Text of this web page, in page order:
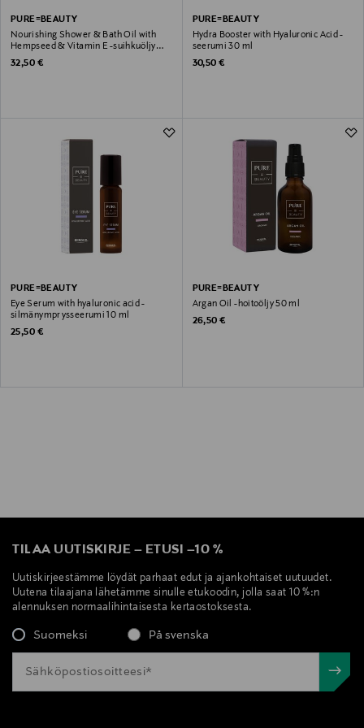
PURE=BEAUTY
Nourishing Shower & Bath Oil with
Hempseed & Vitamin E -suihkuöljy
200 ml
Original Price
32,50 €
PURE=BEAUTY
Hydra Booster with Hyaluronic Acid -
seerumi 30 ml
Original Price
30,50 €
PURE=BEAUTY
Eye Serum with hyaluronic acid -
silmänymprysseerumi 10 ml
Original Price
25,50 €
PURE=BEAUTY
Argan Oil -hoitoöljy 50 ml
Original Price
26,50 €
TILAA UUTISKIRJE – ETUSI –10 %
Uutiskirjeestämme löydät parhaat edut ja ajankohtaiset uutuudet.
Uutena tilaajana lähetämme sinulle etukoodin, jolla saat 10 %:n
alennuksen normaalihintaisesta kertaostoksesta.
Suomeksi På svenska